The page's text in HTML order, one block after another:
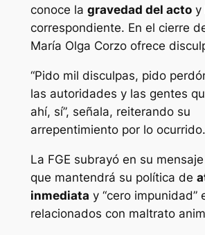
conoce la gravedad del actoy
correspondiente. En el cierre
María Olga Corzo ofrece
“Pido mil disculpas, pido
las autoridades y las gentes
ahí, sí”, señala, reiterando su
arrepentimiento por lo ocurrido.
La FGE subrayó en su
que mantendrá su política de
inmediata y “cero impunidad”
relacionados con maltrato